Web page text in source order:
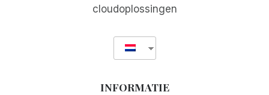
cloudoplossingen
INFORMATIE